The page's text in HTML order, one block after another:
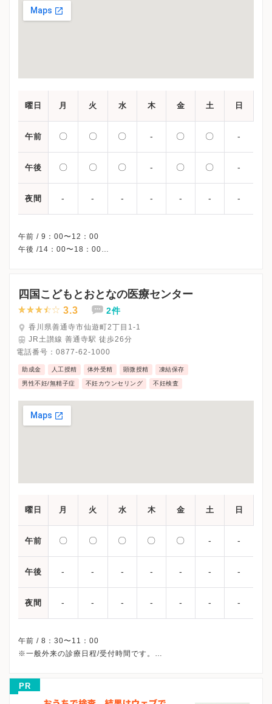
曜日 月 火 水 木 金 土 日
午前 〇 〇 〇 - 〇 〇 -
午後 〇 〇 〇 - 〇 〇 -
夜間 - - - - - - -
午前 / 9：00〜12：00
午後 /14：00〜18：00
※受診前には必ずクリニックHPを確認、または直接お問い合わせ
四国こどもとおとなの医療センター
3.3 2件
香川県善通寺市仙遊町2丁目1-1
JR土讃線 善通寺駅 徒歩26分
電話番号： 0877-62-1000
助成金 人工授精 体外受精 顕微授精 凍結保存
男性不妊/無精子症 不妊カウンセリング 不妊検査
曜日 月 火 水 木 金 土 日
午前 〇 〇 〇 〇 〇 - -
午後 - - - - - - -
夜間 - - - - - - -
午前 / 8：30〜11：00
※一般外来の診療日程/受付時間です。
※診療科によってスケジュールが異なる可能性がございます。
受診前には必ずクリニックHPを確認、または直接お問い合わせく
PR